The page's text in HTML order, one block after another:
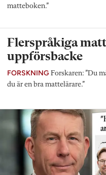
matteboken.”
Flerspråkiga
uppförsbacke
FORSKNING Forskaren: ”Du
du är en bra mattelärare.”